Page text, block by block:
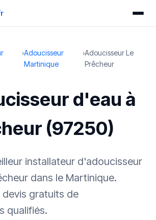
›Adoucisseur
Martinique
›Adoucisseur Le
Prêcheur
d'eau à
(97250)
installateur d'adoucisseur
dans le Martinique.
devis gratuits de
qualifiés.